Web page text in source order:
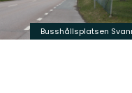
Busshållsplatsen